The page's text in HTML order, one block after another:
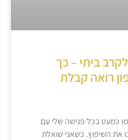
ביתי – כך
רואה קבלת
כמעט בכל פגישה שלי עם
את השיפוץ. כשאני שואלת